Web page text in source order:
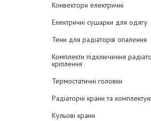
Конвектори електричні
Електричні сушарки для одягу
Тени для радіаторів опалення
Комплекти підключення
кріплення
Термостатичні головки
Радіаторні крани та
Кульові крани